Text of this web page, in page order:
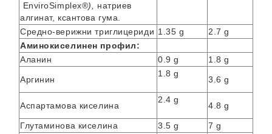
EnviroSimplex®),
натриев
алгинат, ксантова гума.
Средно-верижни триглицериди 1.35 g
2.7 g
Аминокиселинен профил:
Аланин
0.9 g 1.8 g
Аргинин
1.8 g
3.6 g
Аспартамова киселина
2.4 g
4.8 g
Глутаминова киселина 3.5 g
7 g